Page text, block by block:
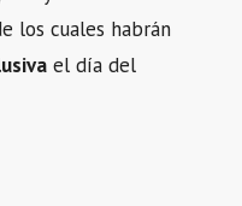
los cuales habrán
el día del